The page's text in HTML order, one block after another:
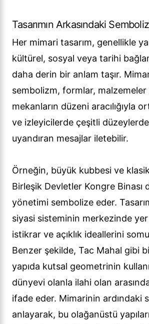
Tasarımın Arkasındaki
Her mimari tasarım, genellikle
kültürel, sosyal veya tarihi
daha derin bir anlam taşır.
sembolizm, formlar,
mekanların düzeni aracılığıyla
ve izleyicilerde çeşitli düzeylerde
uyandıran mesajlar iletebilir.
Örneğin, büyük kubbesi ve
Birleşik Devletler Kongre Binası
yönetimi sembolize eder.
siyasi sisteminin merkezinde
istikrar ve açıklık ideallerini
Benzer şekilde, Tac Mahal gibi
yapıda kutsal geometrinin
dünyevi olanla ilahi olan
ifade eder. Mimarinin ardındaki
anlayarak, bu olağanüstü